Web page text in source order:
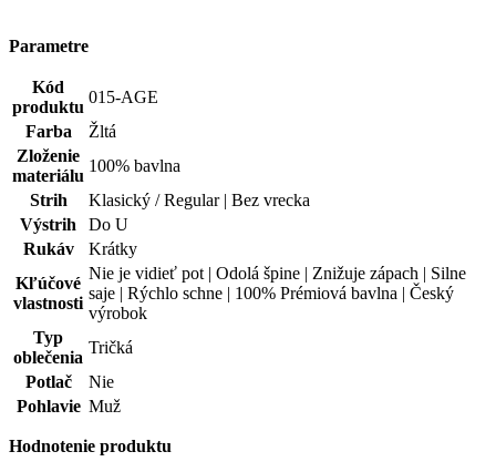
Parametre
Kód
produktu
015-AGE
Farba
Žltá
Zloženie
materiálu
100% bavlna
Strih
Klasický / Regular | Bez vrecka
Výstrih
Do U
Rukáv
Krátky
Kľúčové
vlastnosti
Nie je vidieť pot | Odolá špine | Znižuje zápach | Silne
saje | Rýchlo schne | 100% Prémiová bavlna | Český
výrobok
Typ
oblečenia
Tričká
Potlač
Nie
Pohlavie Muž
Hodnotenie produktu